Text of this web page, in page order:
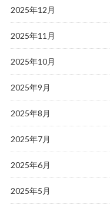
2025年12月
2025年11月
2025年10月
2025年9月
2025年8月
2025年7月
2025年6月
2025年5月